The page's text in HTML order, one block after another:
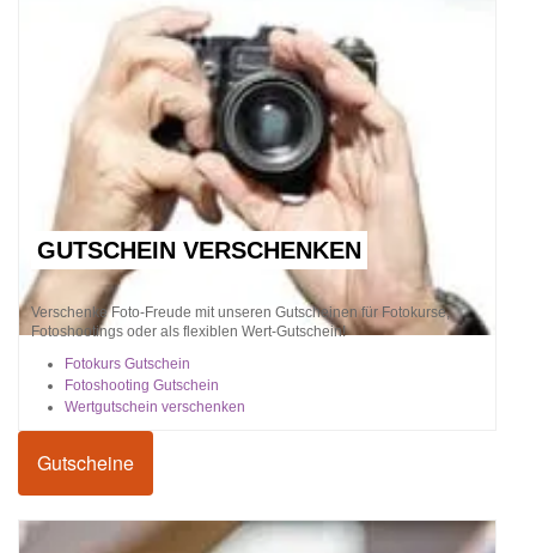
GUTSCHEIN VERSCHENKEN
Verschenke Foto-Freude mit unseren Gutscheinen für Fotokurse,
Fotoshootings oder als flexiblen Wert-Gutschein!
Fotokurs Gutschein
Fotoshooting Gutschein
Wertgutschein verschenken
Gutscheine